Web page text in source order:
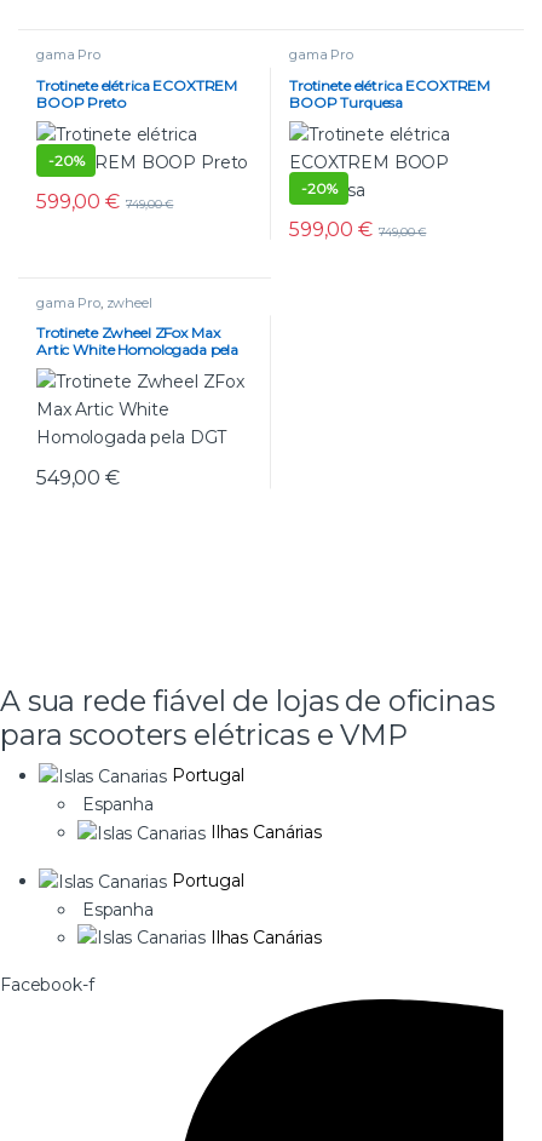
gama Pro
Trotinete elétrica ECOXTREM
BOOP Preto
-20%
599,00€ 749,00€
gama Pro
Trotinete elétrica ECOXTREM
BOOP Turquesa
-20%
599,00€ 749,00€
gama Pro, zwheel
Trotinete Zwheel ZFox Max
Artic White Homologada pela
DGT
549,00€
A sua rede fiável de lojas de oficinas
para scooters elétricas e VMP
Portugal
Espanha
Ilhas Canárias
Portugal
Espanha
Ilhas Canárias
Facebook-f